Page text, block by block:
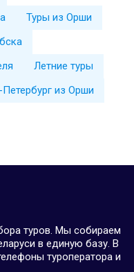
Туры из Орши
Летние туры
из Орши
туров. Мы собираем
в единую базу. В
туроператора и